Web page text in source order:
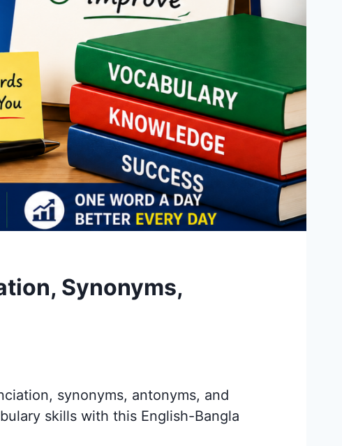
Synonyms,
synonyms, antonyms, and
skills with this English-Bangla